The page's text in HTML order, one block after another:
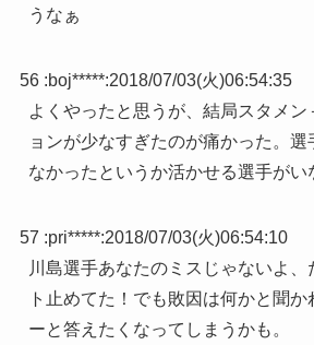
うなぁ
56 :boj*****:2018/07/03(火)06:54:35
よくやったと思うが、結局スタメ
ョンが少なすぎたのが痛かった。
なかったというか活かせる選手がい
57 :pri*****:2018/07/03(火)06:54:10
川島選手あなたのミスじゃないよ
ト止めてた！でも敗因は何かと聞
ーと答えたくなってしまうかも。